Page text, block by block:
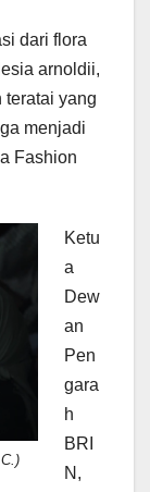
dari flora
arnoldii,
teratai yang
menjadi
Fashion
Ketu
a
Dew
an
Pen
gara
h
BRI
N,